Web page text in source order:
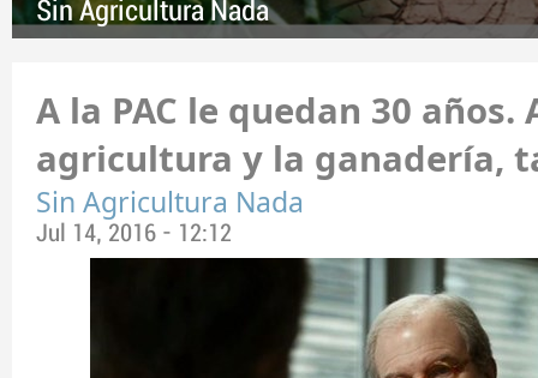
Sin Agricultura Nada
A la PAC le quedan 30 años.
agricultura y la ganadería,
Sin Agricultura Nada
Jul 14, 2016 - 12:12